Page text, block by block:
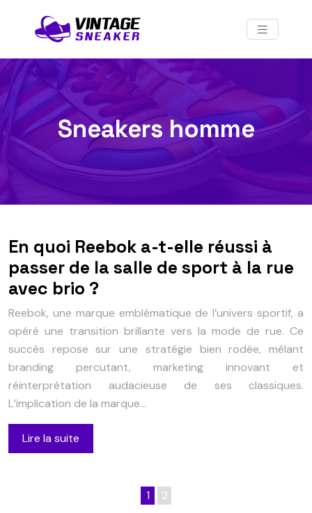
Sneakers homme
En quoi Reebok a-t-elle réussi à
passer de la salle de sport à la rue
avec brio ?
Reebok, une marque emblématique de l’univers sportif, a
opéré une transition brillante vers la mode de rue. Ce
succès repose sur une stratégie bien rodée, mêlant
branding percutant, marketing innovant et
réinterprétation audacieuse de ses classiques.
L’implication de la marque…
Lire la suite
1 2